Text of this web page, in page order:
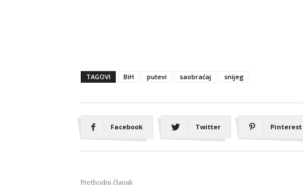
TAGOVI BiH putevi saobraćaj snijeg
Facebook Twitter Pinterest
Prethodni članak